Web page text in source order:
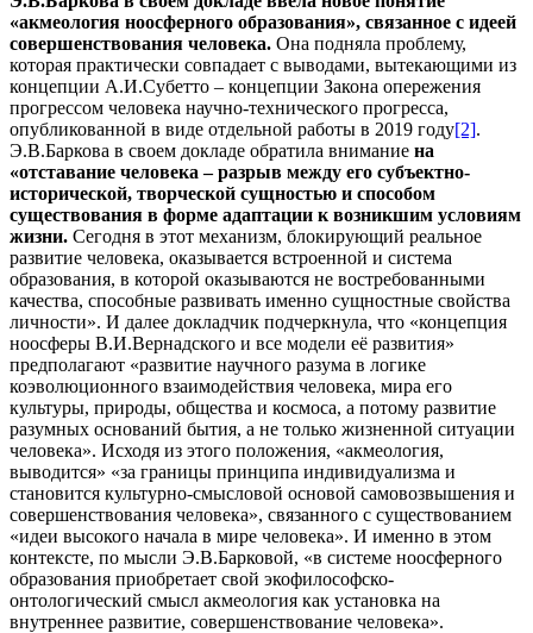
«акмеология ноосферного образования», связанное с идеей
совершенствования человека. Она подняла проблему,
которая практически совпадает с выводами, вытекающими из
концепции А.И.Субетто – концепции Закона опережения
прогрессом человека научно-технического прогресса,
опубликованной в виде отдельной работы в 2019 году[2].
Э.В.Баркова в своем докладе обратила внимание на
«отставание человека – разрыв между его субъектно-
исторической, творческой сущностью и способом
существования в форме адаптации к возникшим условиям
жизни. Сегодня в этот механизм, блокирующий реальное
развитие человека, оказывается встроенной и система
образования, в которой оказываются не востребованными
качества, способные развивать именно сущностные свойства
личности». И далее докладчик подчеркнула, что «концепция
ноосферы В.И.Вернадского и все модели её развития»
предполагают «развитие научного разума в логике
коэволюционного взаимодействия человека, мира его
культуры, природы, общества и космоса, а потому развитие
разумных оснований бытия, а не только жизненной ситуации
человека». Исходя из этого положения, «акмеология,
выводится» «за границы принципа индивидуализма и
становится культурно-смысловой основой самовозвышения и
совершенствования человека», связанного с существованием
«идеи высокого начала в мире человека». И именно в этом
контексте, по мысли Э.В.Барковой, «в системе ноосферного
образования приобретает свой экофилософско-
онтологический смысл акмеология как установка на
внутреннее развитие, совершенствование человека».